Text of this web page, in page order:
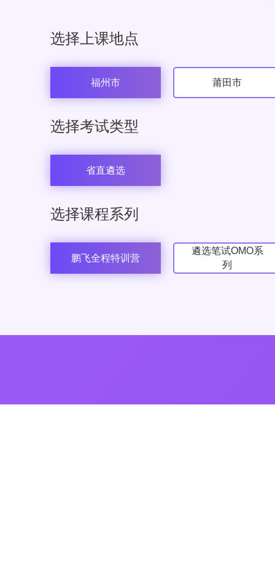
选择上课地点
福州市 莆田市
选择考试类型
省直遴选
选择课程系列
鹏飞全程特训营
遴选笔试OMO系
列